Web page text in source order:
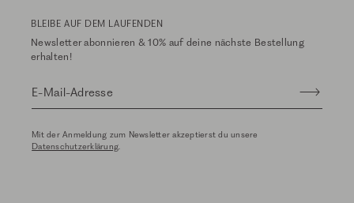
BLEIBE AUF DEM LAUFENDEN
Newsletter abonnieren & 10% auf deine nächste Bestellung
erhalten!
E-Mail-Adresse
Mit der Anmeldung zum Newsletter akzeptierst du unsere
Datenschutzerklärung.